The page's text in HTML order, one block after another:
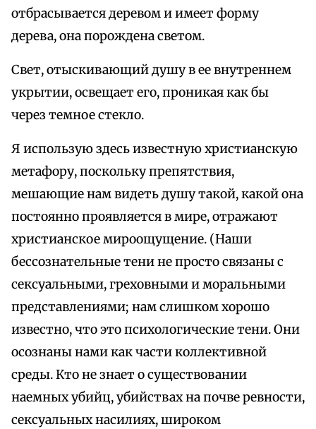
отбрасывается деревом и имеет форму
дерева, она порождена светом.
Свет, отыскивающий душу в ее внутреннем
укрытии, освещает его, проникая как бы
через темное стекло.
Я использую здесь известную христианскую
метафору, поскольку препятствия,
мешающие нам видеть душу такой, какой она
постоянно проявляется в мире, отражают
христианское мироощущение. (Наши
бессознательные тени не просто связаны с
сексуальными, греховными и моральными
представлениями; нам слишком хорошо
известно, что это психологические тени. Они
осознаны нами как части коллективной
среды. Кто не знает о существовании
наемных убийц, убийствах на почве ревности,
сексуальных насилиях, широком